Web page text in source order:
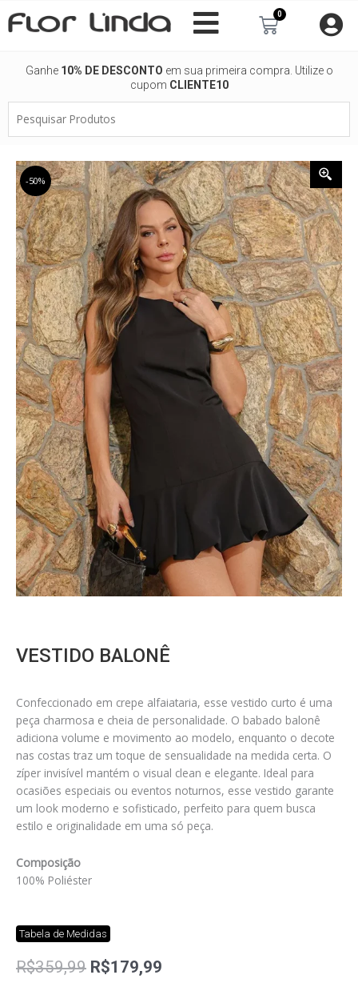
para
0
Carrinho
Ganhe 10% DE DESCONTO em sua primeira compra. Utilize o
cupom CLIENTE10
Produtos
-50%
VESTIDO BALONÊ
Confeccionado em crepe alfaiataria, esse vestido curto é uma
peça charmosa e cheia de personalidade. O babado balonê
adiciona volume e movimento ao modelo, enquanto o decote
nas costas traz um toque de sensualidade na medida certa. O
zíper invisível mantém o visual clean e elegante. Ideal para
ocasiões especiais ou eventos noturnos, esse vestido garante
um look moderno e sofisticado, perfeito para quem busca
estilo e originalidade em uma só peça.
Composição
100% Poliéster
Tabela de Medidas
R$359,99 O
R$179,99